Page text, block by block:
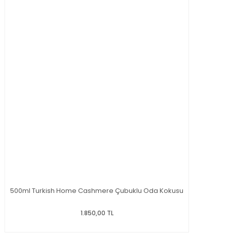
500ml Turkish Home Cashmere Çubuklu Oda Kokusu
1.850,00 TL